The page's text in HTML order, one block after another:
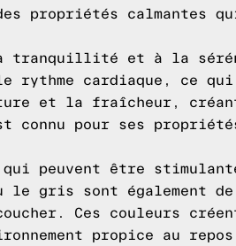
propriétés calmantes
tranquillité et à la
cardiaque, ce qui
et la fraîcheur, créant
connu pour ses
peuvent être
le gris sont également
Ces couleurs
propice au